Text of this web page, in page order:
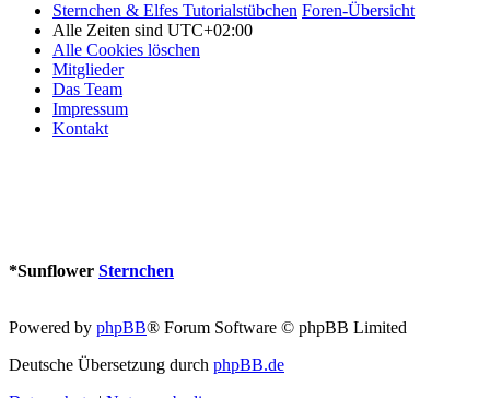
Sternchen & Elfes Tutorialstübchen Foren-Übersicht
Alle Zeiten sind UTC+02:00
Alle Cookies löschen
Mitglieder
Das Team
Impressum
Kontakt
*Sunflower Sternchen
Powered by phpBB® Forum Software © phpBB Limited
Deutsche Übersetzung durch phpBB.de